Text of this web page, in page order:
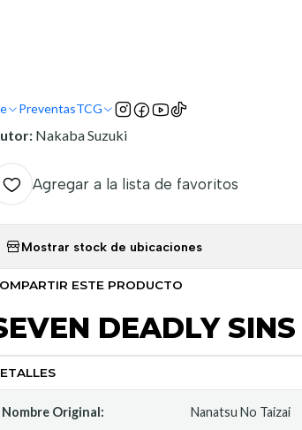
PreventasTCG
Original:Nanatsu No Taizai
Nakaba Suzuki
Agregar a la lista de favoritos
Mostrar stock de ubicaciones
ESTE PRODUCTO
DEADLY SINS
Nombre Original: Nanatsu No Taizai